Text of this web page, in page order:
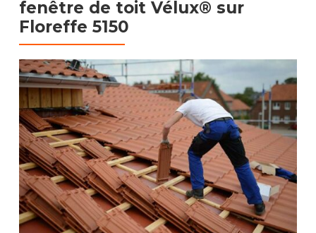
fenêtre de toit Vélux® sur
Floreffe 5150